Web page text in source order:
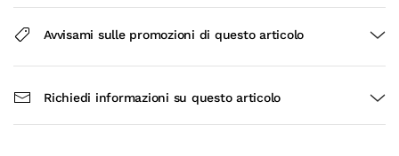
Avvisami sulle promozioni di questo articolo
Richiedi informazioni su questo articolo